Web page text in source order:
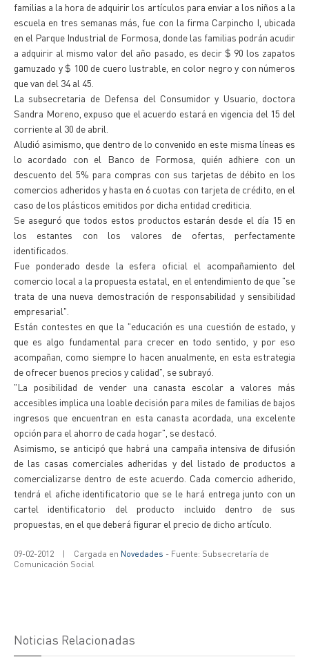
familias a la hora de adquirir los artículos para enviar a los niños a la
escuela en tres semanas más, fue con la firma Carpincho I, ubicada
en el Parque Industrial de Formosa, donde las familias podrán acudir
a adquirir al mismo valor del año pasado, es decir $ 90 los zapatos
gamuzado y $ 100 de cuero lustrable, en color negro y con números
que van del 34 al 45.
La subsecretaria de Defensa del Consumidor y Usuario, doctora
Sandra Moreno, expuso que el acuerdo estará en vigencia del 15 del
corriente al 30 de abril.
Aludió asimismo, que dentro de lo convenido en este misma líneas es
lo acordado con el Banco de Formosa, quién adhiere con un
descuento del 5% para compras con sus tarjetas de débito en los
comercios adheridos y hasta en 6 cuotas con tarjeta de crédito, en el
caso de los plásticos emitidos por dicha entidad crediticia.
Se aseguró que todos estos productos estarán desde el día 15 en
los estantes con los valores de ofertas, perfectamente
identificados.
Fue ponderado desde la esfera oficial el acompañamiento del
comercio local a la propuesta estatal, en el entendimiento de que "se
trata de una nueva demostración de responsabilidad y sensibilidad
empresarial".
Están contestes en que la "educación es una cuestión de estado, y
que es algo fundamental para crecer en todo sentido, y por eso
acompañan, como siempre lo hacen anualmente, en esta estrategia
de ofrecer buenos precios y calidad", se subrayó.
"La posibilidad de vender una canasta escolar a valores más
accesibles implica una loable decisión para miles de familias de bajos
ingresos que encuentran en esta canasta acordada, una excelente
opción para el ahorro de cada hogar", se destacó.
Asimismo, se anticipó que habrá una campaña intensiva de difusión
de las casas comerciales adheridas y del listado de productos a
comercializarse dentro de este acuerdo. Cada comercio adherido,
tendrá el afiche identificatorio que se le hará entrega junto con un
cartel identificatorio del producto incluido dentro de sus
propuestas, en el que deberá figurar el precio de dicho artículo.
09-02-2012 | Cargada en Novedades - Fuente: Subsecretaría de
Comunicación Social
Noticias Relacionadas